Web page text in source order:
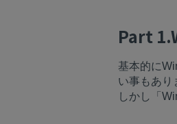
Part
基本的に
い事もあり
しかし「